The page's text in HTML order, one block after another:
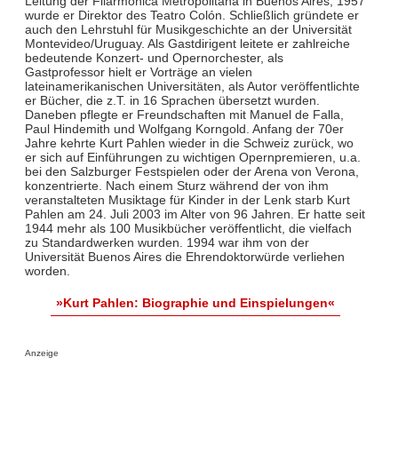
wurde er Direktor des Teatro Colón. Schließlich gründete er
auch den Lehrstuhl für Musikgeschichte an der Universität
Montevideo/Uruguay. Als Gastdirigent leitete er zahlreiche
bedeutende Konzert- und Opernorchester, als
Gastprofessor hielt er Vorträge an vielen
lateinamerikanischen Universitäten, als Autor veröffentlichte
er Bücher, die z.T. in 16 Sprachen übersetzt wurden.
Daneben pflegte er Freundschaften mit Manuel de Falla,
Paul Hindemith und Wolfgang Korngold. Anfang der 70er
Jahre kehrte Kurt Pahlen wieder in die Schweiz zurück, wo
er sich auf Einführungen zu wichtigen Opernpremieren, u.a.
bei den Salzburger Festspielen oder der Arena von Verona,
konzentrierte. Nach einem Sturz während der von ihm
veranstalteten Musiktage für Kinder in der Lenk starb Kurt
Pahlen am 24. Juli 2003 im Alter von 96 Jahren. Er hatte seit
1944 mehr als 100 Musikbücher veröffentlicht, die vielfach
zu Standardwerken wurden. 1994 war ihm von der
Universität Buenos Aires die Ehrendoktorwürde verliehen
worden.
»Kurt Pahlen: Biographie und Einspielungen«
Anzeige